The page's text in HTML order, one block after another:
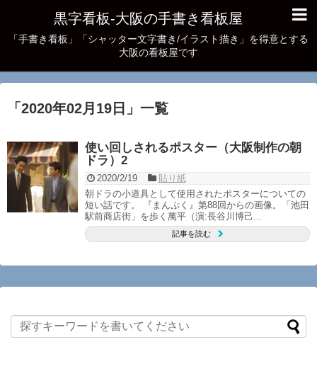
黒字看板‐大阪の手書き看板屋
「手書き看板」「シャッター文字書き/イラスト描き」を得意とする
大阪の看板屋です
「 2020年02月19日 」 一覧
使い回しされるポスター（大阪制作の朝
ドラ）2
2020/2/19
貼り紙
朝ドラの小道具として使用されたポスターについての
短い話です。 『まんぷく』第88回からの画像。「池田
駅前商店街」を歩く萬平（演:長谷川博己...
記事を読む